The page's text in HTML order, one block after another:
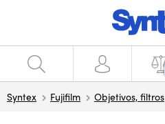
Syntex Fujifilm Objetivos, filtros